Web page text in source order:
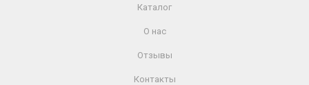
Каталог
О нас
Отзывы
Контакты